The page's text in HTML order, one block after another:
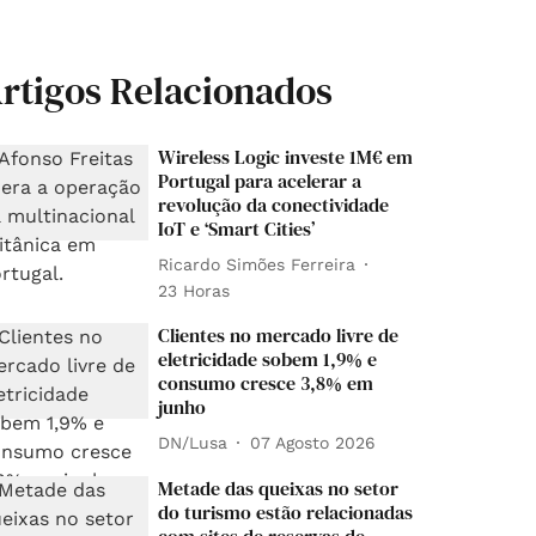
Relacionados
Wireless Logic investe 1M€ em
Portugal para acelerar a
revolução da conectividade
IoT e ‘Smart Cities’
Ricardo Simões Ferreira
23 Horas
Clientes no mercado livre de
eletricidade sobem 1,9% e
consumo cresce 3,8% em
junho
DN/Lusa 07 Agosto 2026
Metade das queixas no setor
do turismo estão relacionadas